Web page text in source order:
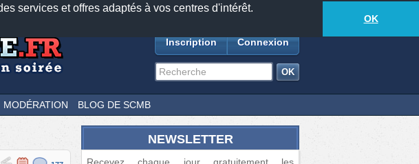
services et offres adaptés à vos centres d'intérêt.
OK
Facebook
TwitterFeeds18881anecdotes-448lecteurs connectés
Inscription Connexion
MODÉRATION BLOG DE SCMB
NEWSLETTER